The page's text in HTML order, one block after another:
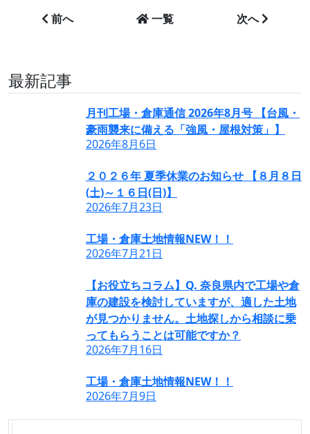
前へ 一覧 次へ
最新記事
月刊工場・倉庫通信 2026年8月号 【台風・
豪雨襲来に備える「強風・屋根対策」】
2026年8月6日
２０２６年 夏季休業のお知らせ 【８月８日
(土)～１６日(日)】
2026年7月23日
工場・倉庫土地情報NEW！！
2026年7月21日
【お役立ちコラム】Q. 奈良県内で工場や倉
庫の建設を検討していますが、適した土地
が見つかりません。土地探しから相談に乗
ってもらうことは可能ですか？
2026年7月16日
工場・倉庫土地情報NEW！！
2026年7月9日